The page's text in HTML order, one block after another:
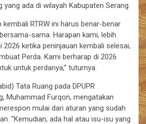
yang ada di wilayah Kabupaten Serang.
kembali RTRW ini harus benar-benar
sama. Harapan kami, lebih
2026 ketika peninjauan kembali selesai,
Perda. Kami berharap di 2026
untuk perdanya,” tuturnya.
Tata Ruang pada DPUPR
Muhammad Furqon, mengatakan
mulai dari aturan yang sudah
”Kemudian, ada hal atau isu-isu yang